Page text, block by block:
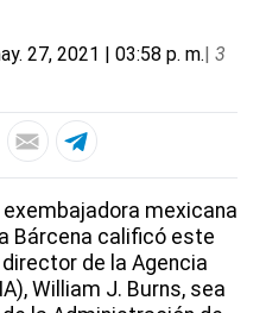
27, 2021 | 03:58 p. m.| 3
exembajadora mexicana
Bárcena calificó este
de la Agencia
William J. Burns, sea